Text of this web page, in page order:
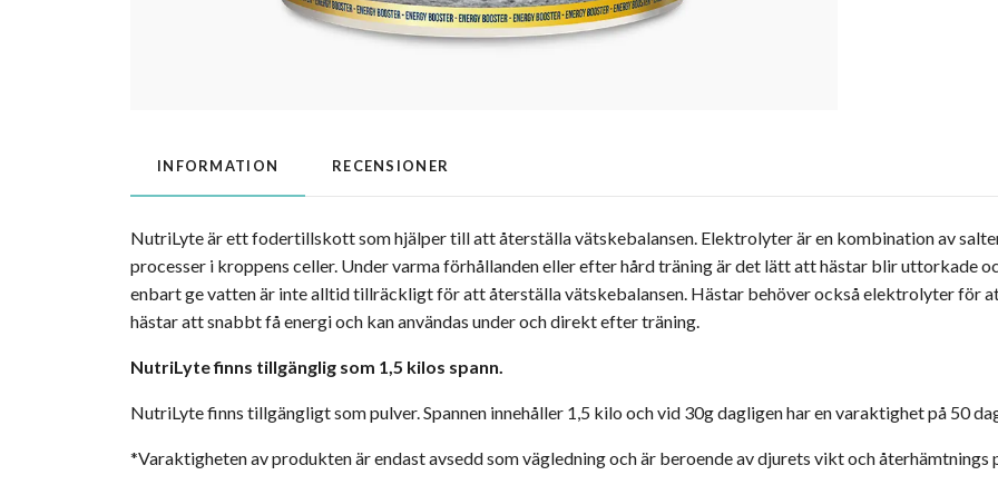
INFORMATION RECENSIONER
NutriLyte är ett fodertillskott som hjälper till att återställa vätskebalansen. Elektrolyter är en kombination av
processer i kroppens celler. Under varma förhållanden eller efter hård träning är det lätt att hästar blir uttorkade
enbart ge vatten är inte alltid tillräckligt för att återställa vätskebalansen. Hästar behöver också elektrolyter för
hästar att snabbt få energi och kan användas under och direkt efter träning.
NutriLyte finns tillgänglig som 1,5 kilos spann.
NutriLyte finns tillgängligt som pulver. Spannen innehåller 1,5 kilo och vid 30g dagligen har en varaktighet på 50
*Varaktigheten av produkten är endast avsedd som vägledning och är beroende av djurets vikt och återhämtnings